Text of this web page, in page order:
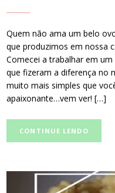
Quem não ama um belo
que produzimos em nossa
Comecei a trabalhar em
que fizeram a diferença no
muito mais simples que
apaixonante…vem ver! […]
CONTINUE LENDO